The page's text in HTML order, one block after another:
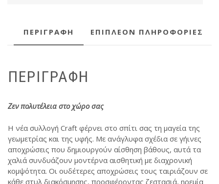
ΠΕΡΙΓΡΑΦΉ ΕΠΙΠΛΈΟΝ ΠΛΗΡΟΦΟΡΊΕΣ
ΠΕΡΙΓΡΑΦΉ
Ζεν πολυτέλεια στο χώρο σας
Η νέα συλλογή Craft φέρνει στο σπίτι σας τη μαγεία της
γεωμετρίας και της υφής. Με ανάγλυφα σχέδια σε γήινες
αποχρώσεις που δημιουργούν αίσθηση βάθους, αυτά τα
χαλιά συνδυάζουν μοντέρνα αισθητική με διαχρονική
κομψότητα. Οι ουδέτερες αποχρώσεις τους ταιριάζουν σε
κάθε στυλ διακόσμησης, προσφέροντας ζεστασιά, ηρεμία